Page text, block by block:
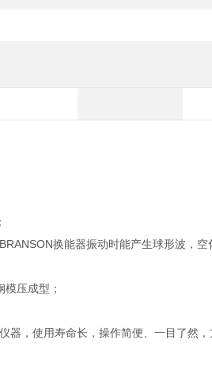
换能器振动时能产生球形波，空
压成型；
器，使用寿命长，操作简便、一目了然，